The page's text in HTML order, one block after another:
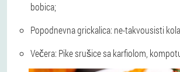
bobica;
Popodnevna grickalica: ne-takvousisti
Večera: Pike srušice sa karfiolom,